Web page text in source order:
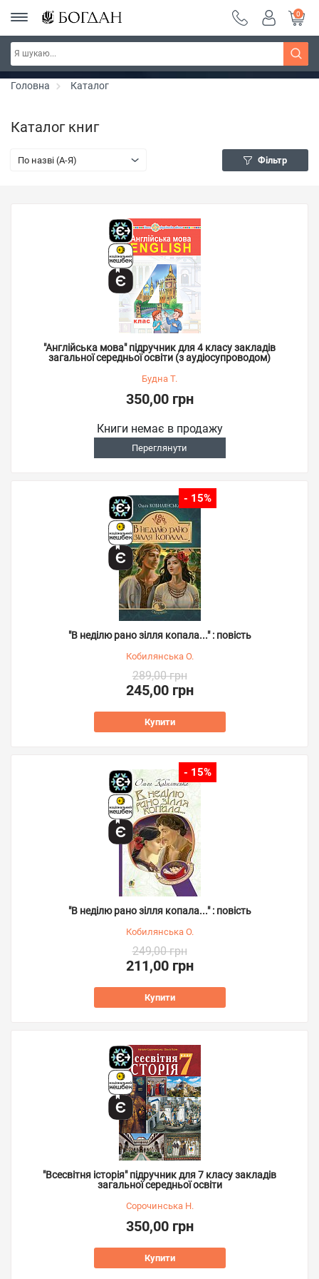
Серія "Чейзіана" ~ знижка 20%
0
Головна Каталог
Каталог книг
По назві (A-Я) Фільтр
"Англійська мова" підручник для 4 класу закладів
загальної середньої освіти (з аудіосупроводом)
Будна Т.
350,00 грн
Книги немає в продажу
Переглянути
- 15%
"В неділю рано зілля копала..." : повість
Кобилянська О.
289,00 грн
245,00 грн
Купити
- 15%
"В неділю рано зілля копала..." : повість
Кобилянська О.
249,00 грн
211,00 грн
Купити
"Всесвітня історія" підручник для 7 класу закладів
загальної середньої освіти
Сорочинська Н.
350,00 грн
Купити